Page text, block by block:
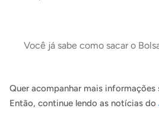
Você já sabe como sacar o
Quer acompanhar mais
Então, continue lendo as notícias do